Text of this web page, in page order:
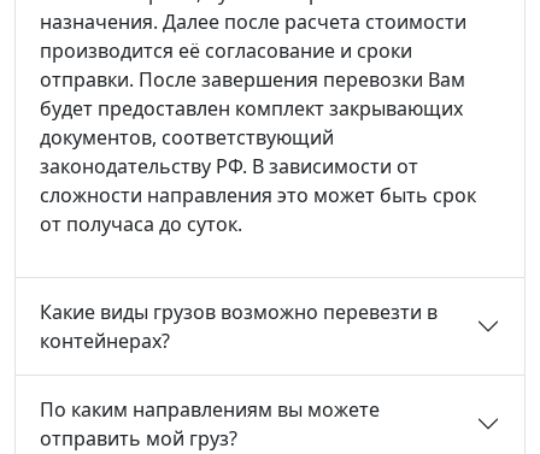
назначения. Далее после расчета стоимости
производится её согласование и сроки
отправки. После завершения перевозки Вам
будет предоставлен комплект закрывающих
документов, соответствующий
законодательству РФ. В зависимости от
сложности направления это может быть срок
от получаса до суток.
Какие виды грузов возможно перевезти в
контейнерах?
По каким направлениям вы можете
отправить мой груз?